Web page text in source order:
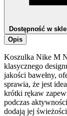
Dostępność w
Opis
Koszulka Nike M
klasycznego
jakości bawełny,
sprawia, że jest
krótki rękaw
podczas
dodają jej